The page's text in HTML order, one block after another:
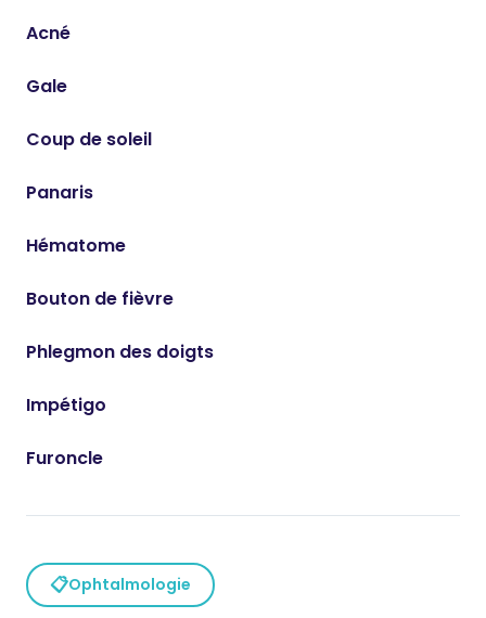
Acné
Gale
Coup de soleil
Panaris
Hématome
Bouton de fièvre
Phlegmon des doigts
Impétigo
Furoncle
📋Ophtalmologie